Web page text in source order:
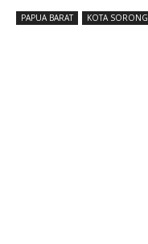
PAPUA BARAT KOTA SORONG